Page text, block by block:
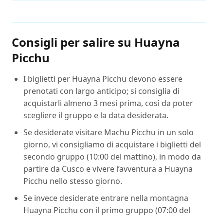
Consigli per salire su Huayna
Picchu
I biglietti per Huayna Picchu devono essere
prenotati con largo anticipo; si consiglia di
acquistarli almeno 3 mesi prima, così da poter
scegliere il gruppo e la data desiderata.
Se desiderate visitare Machu Picchu in un solo
giorno, vi consigliamo di acquistare i biglietti del
secondo gruppo (10:00 del mattino), in modo da
partire da Cusco e vivere l’avventura a Huayna
Picchu nello stesso giorno.
Se invece desiderate entrare nella montagna
Huayna Picchu con il primo gruppo (07:00 del